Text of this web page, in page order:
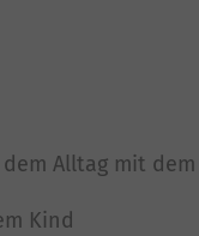
Alltag mit
Kind